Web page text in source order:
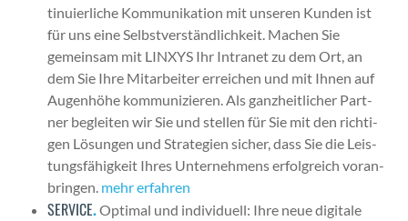
tinuier­liche Kom­mu­nika­tion mit unseren Kun­den ist
für uns eine Selb­stver­ständlichkeit. Machen Sie
gemein­sam mit LINXYS Ihr Intranet zu dem Ort, an
dem Sie Ihre Mitar­beit­er erre­ichen und mit Ihnen auf
Augen­höhe kom­mu­nizieren. Als ganzheitlich­er Part­
ner begleit­en wir Sie und stellen für Sie mit den richti­
gen Lösun­gen und Strate­gien sich­er, dass Sie die Leis­
tungs­fähigkeit Ihres Unternehmens erfol­gre­ich voran­
brin­gen. mehr erfahren
SERVICE.Opti­mal und indi­vidu­ell: Ihre neue dig­i­tale